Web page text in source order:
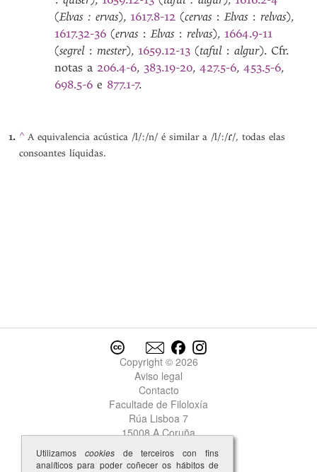
(Elvas : ervas), 1617.8-12 (cervas :Elvas :relvas),
1617.32-36 (ervas :Elvas :relvas), 1664.9-11
(segrel:mester), 1659.12-13 (taful:algur). Cfr.
notas a 206.4-6, 383.19-20,427.5-6,453.5-6,
698.5-6 e 877.1-7.
^ A equivalencia acústica /l/:/n/ é similar a /l/:/ɾ/, todas elas
consoantes líquidas.
Copyright © 2026
Aviso legal
Contacto
Facultade de Filoloxía
Rúa Lisboa 7
15008 A Coruña
Utilizamos cookiesde terceiros con fins
analíticos para poder coñecer os hábitos de